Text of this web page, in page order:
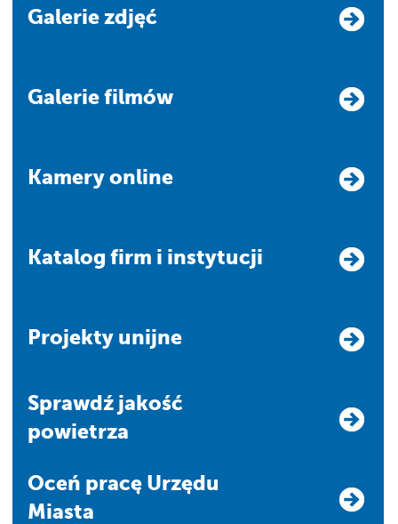
Galerie zdjęć
Galerie filmów
Kamery online
Katalog firm i instytucji
Projekty unijne
Sprawdź jakość
powietrza
Oceń pracę Urzędu
Miasta